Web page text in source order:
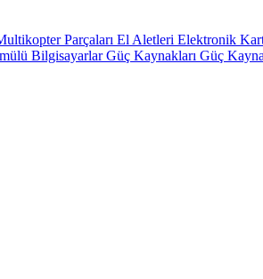
Parçaları El Aletleri Elektronik
BilgisayarlarGüç Kaynakları Güç